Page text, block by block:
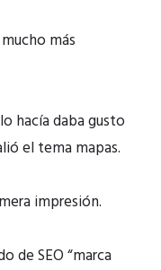
más
hacía daba gusto
el tema mapas.
impresión.
de SEO “marca